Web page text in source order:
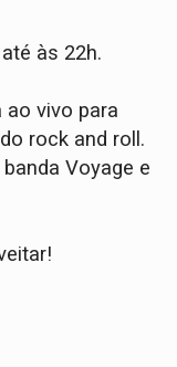
às 22h.
ao vivo para
rock and roll.
Voyage e